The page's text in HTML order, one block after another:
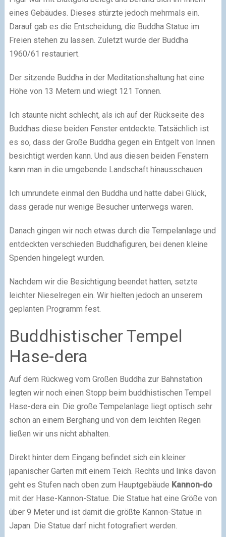
eines Gebäudes. Dieses stürzte jedoch mehrmals ein.
Darauf gab es die Entscheidung, die Buddha Statue im
Freien stehen zu lassen. Zuletzt wurde der Buddha
1960/61 restauriert.
Der sitzende Buddha in der Meditationshaltung hat eine
Höhe von 13 Metern und wiegt 121 Tonnen.
Ich staunte nicht schlecht, als ich auf der Rückseite des
Buddhas diese beiden Fenster entdeckte. Tatsächlich ist
es so, dass der Große Buddha gegen ein Entgelt von Innen
besichtigt werden kann. Und aus diesen beiden Fenstern
kann man in die umgebende Landschaft hinausschauen.
Ich umrundete einmal den Buddha und hatte dabei Glück,
dass gerade nur wenige Besucher unterwegs waren.
Danach gingen wir noch etwas durch die Tempelanlage und
entdeckten verschieden Buddhafiguren, bei denen kleine
Spenden hingelegt wurden.
Nachdem wir die Besichtigung beendet hatten, setzte
leichter Nieselregen ein. Wir hielten jedoch an unserem
geplanten Programm fest.
Buddhistischer Tempel
Hase-dera
Auf dem Rückweg vom Großen Buddha zur Bahnstation
legten wir noch einen Stopp beim buddhistischen Tempel
Hase-dera ein. Die große Tempelanlage liegt optisch sehr
schön an einem Berghang und von dem leichten Regen
ließen wir uns nicht abhalten.
Direkt hinter dem Eingang befindet sich ein kleiner
japanischer Garten mit einem Teich. Rechts und links davon
geht es Stufen nach oben zum Hauptgebäude Kannon-do
mit der Hase-Kannon-Statue. Die Statue hat eine Größe von
über 9 Meter und ist damit die größte Kannon-Statue in
Japan. Die Statue darf nicht fotografiert werden.